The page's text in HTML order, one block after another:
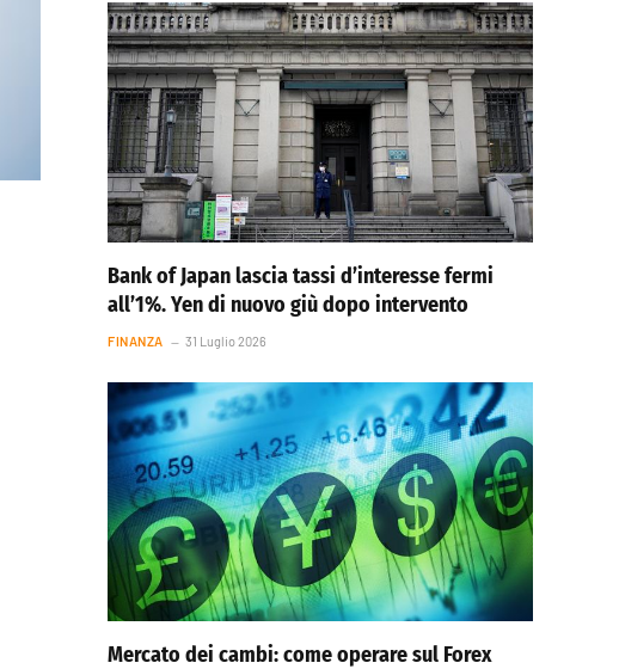
Bank of Japan lascia tassi d’interesse fermi
all’1%. Yen di nuovo giù dopo intervento
FINANZA 31 Luglio 2026
Mercato dei cambi: come operare sul Forex